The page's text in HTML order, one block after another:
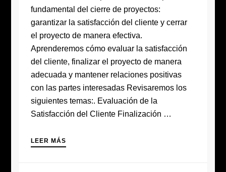
fundamental del cierre de proyectos:
garantizar la satisfacción del cliente y cerrar
el proyecto de manera efectiva.
Aprenderemos cómo evaluar la satisfacción
del cliente, finalizar el proyecto de manera
adecuada y mantener relaciones positivas
con las partes interesadas Revisaremos los
siguientes temas:. Evaluación de la
Satisfacción del Cliente Finalización …
LEER MÁS